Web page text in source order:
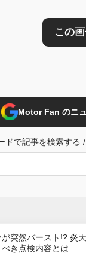
Motor Fan のニ
ドで記事を検索する /
突然バースト!? 炎
き点検内容とは